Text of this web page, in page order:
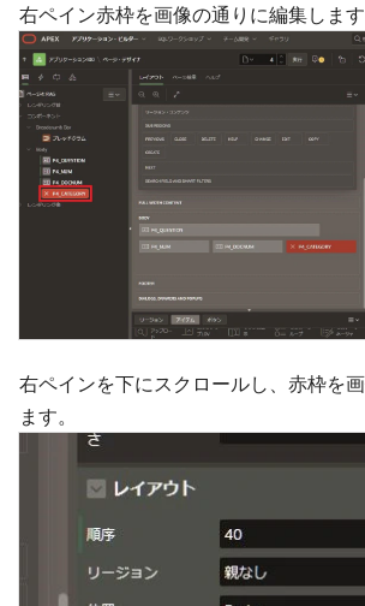
右ペイン赤枠を画像の通りに編集します
右ペインを下にスクロールし、赤枠を
ます。